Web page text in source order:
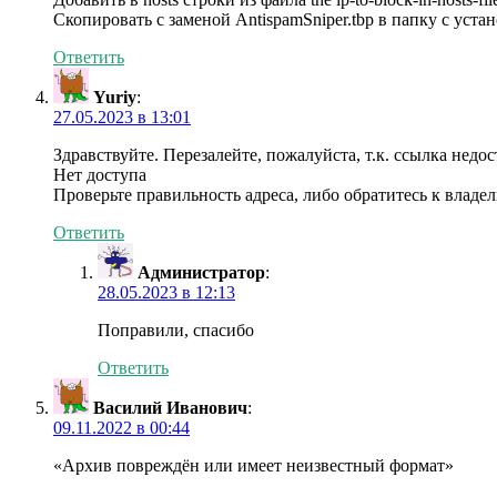
Скопировать с заменой AntispamSniper.tbp в папку с
Ответить
Yuriy:
27.05.2023 в 13:01
Здравствуйте. Перезалейте, пожалуйста, т.к. ссылка
Нет доступа
Проверьте правильность адреса, либо обратитесь к
Ответить
Администратор:
28.05.2023 в 12:13
Поправили, спасибо
Ответить
Василий Иванович:
09.11.2022 в 00:44
«Архив повреждён или имеет неизвестный формат»